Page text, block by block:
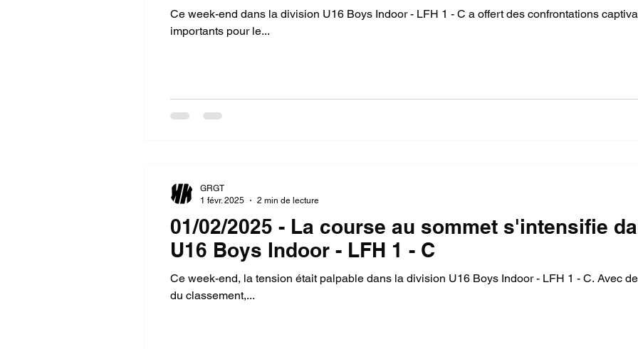
Ce week-end dans la division U16 Boys Indoor - LFH 1 - C a offert des confrontations
importants pour le...
01/02/2025 - La course au sommet s'intensifie
U16 Boys Indoor - LFH 1 - C
Ce week-end, la tension était palpable dans la division U16 Boys Indoor - LFH 1 - C. Avec
du classement,...
GRGT
1 févr. 2025
2 min de lecture